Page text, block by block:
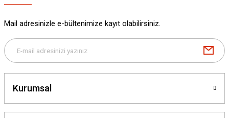
Bu ürüne benzer farklı alternatifler olmalı.
Mail adresinizle e-bültenimize kayıt olabilirsiniz.
Kurumsal